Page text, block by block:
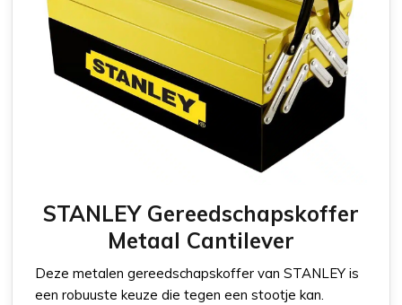
STANLEY Gereedschapskoffer
Metaal Cantilever
Deze metalen gereedschapskoffer van STANLEY is
een robuuste keuze die tegen een stootje kan.